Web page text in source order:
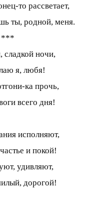
то рассветает,
ты, родной, меня.
***
сладкой ночи,
я, любя!
ка прочь,
всего дня!
исполняют,
и покой!
удивляют,
дорогой!